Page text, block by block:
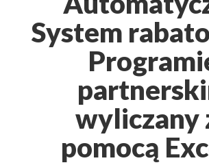
System
wyliczany
pomocą